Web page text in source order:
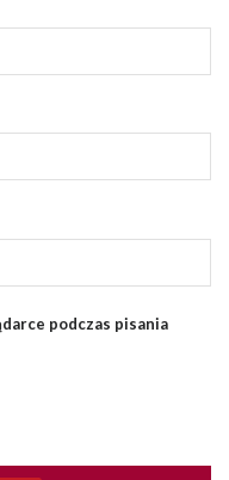
podczas pisania